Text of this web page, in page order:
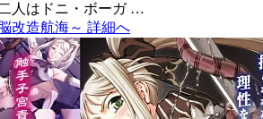
はドニ・ボーガ …
改造航海～ 詳細へ